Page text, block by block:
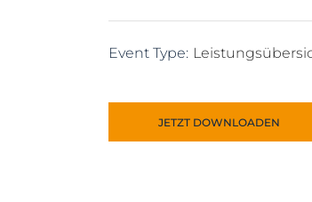
Event Type:
JETZT DOWNLOADEN